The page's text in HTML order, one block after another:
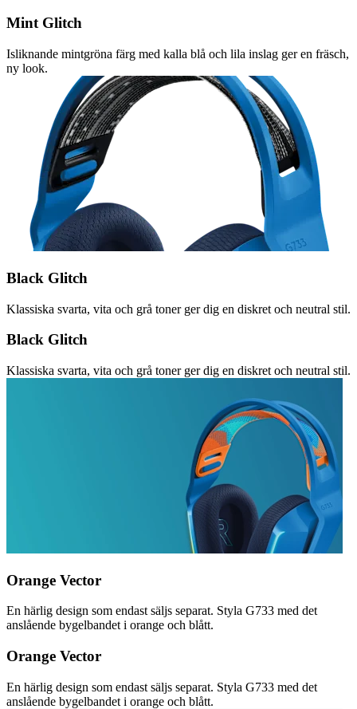
Mint Glitch
Isliknande mintgröna färg med kalla blå och lila inslag ger en fräsch,
ny look.
Black Glitch
Klassiska svarta, vita och grå toner ger dig en diskret och neutral stil.
Black Glitch
Klassiska svarta, vita och grå toner ger dig en diskret och neutral stil.
Orange Vector
En härlig design som endast säljs separat. Styla G733 med det
anslående bygelbandet i orange och blått.
Orange Vector
En härlig design som endast säljs separat. Styla G733 med det
anslående bygelbandet i orange och blått.